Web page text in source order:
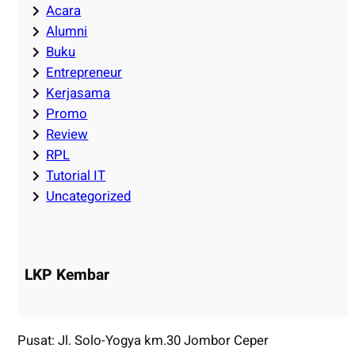
Acara
Alumni
Buku
Entrepreneur
Kerjasama
Promo
Review
RPL
Tutorial IT
Uncategorized
LKP Kembar
Pusat: Jl. Solo-Yogya km.30 Jombor Ceper